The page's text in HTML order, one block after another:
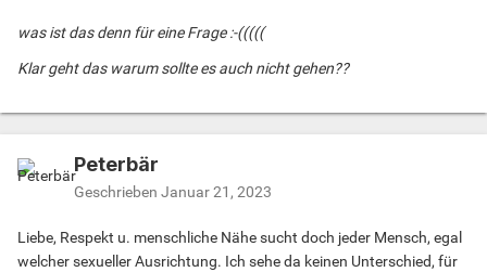
was ist das denn für eine Frage :-(((((
Klar geht das warum sollte es auch nicht gehen??
Peterbär
Geschrieben Januar 21, 2023
Liebe, Respekt u. menschliche Nähe sucht doch jeder Mensch, egal
welcher sexueller Ausrichtung. Ich sehe da keinen Unterschied, für